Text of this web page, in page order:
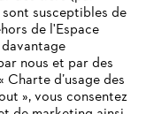
susceptibles de
de l'Espace
nous et par des
d’usage des
», vous consentez